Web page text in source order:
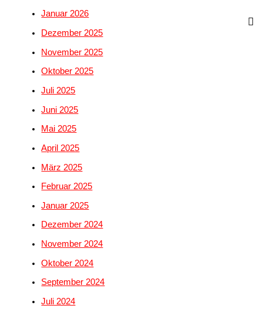
Januar 2026
Dezember 2025
November 2025
Oktober 2025
Juli 2025
Juni 2025
Mai 2025
April 2025
März 2025
Februar 2025
Januar 2025
Dezember 2024
November 2024
Oktober 2024
September 2024
Juli 2024